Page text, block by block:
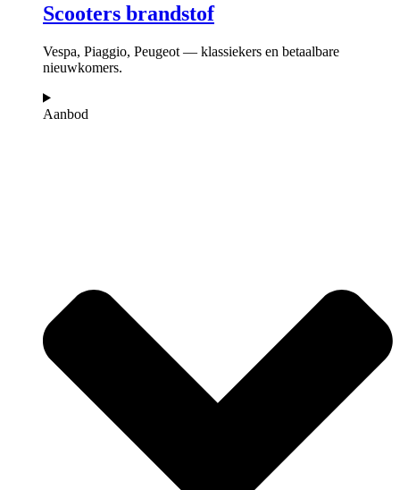
Scooters brandstof
Vespa, Piaggio, Peugeot — klassiekers en betaalbare
nieuwkomers.
Aanbod